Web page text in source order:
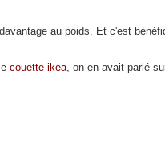
au poids. Et c'est
couette ikea, on en avait parlé